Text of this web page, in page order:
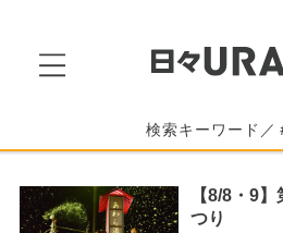
検索キーワード／
【8/8・9
つり